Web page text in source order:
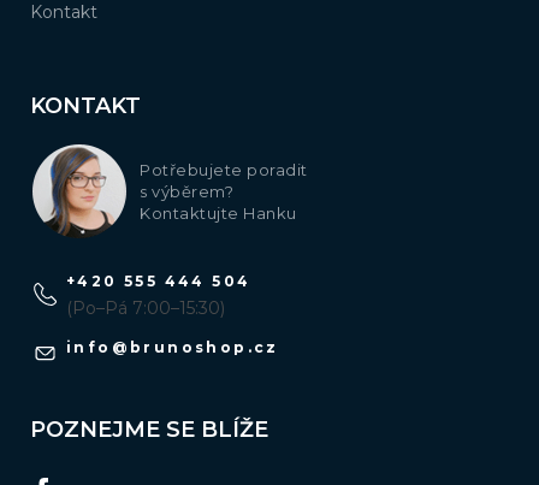
Kontakt
KONTAKT
Potřebujete poradit
s výběrem?
Kontaktujte Hanku
info @ brunoshop.cz
+420 555 444 504
(Po–Pá 7:00–15:30)
POZNEJME SE BLÍŽE